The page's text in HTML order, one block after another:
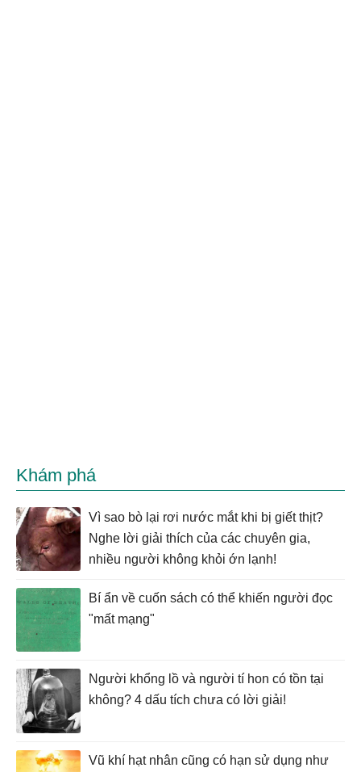
Khám phá
Vì sao bò lại rơi nước mắt khi bị giết thịt?
Nghe lời giải thích của các chuyên gia,
nhiều người không khỏi ớn lạnh!
Bí ẩn về cuốn sách có thể khiến người đọc
"mất mạng"
Người khổng lồ và người tí hon có tồn tại
không? 4 dấu tích chưa có lời giải!
Vũ khí hạt nhân cũng có hạn sử dụng như